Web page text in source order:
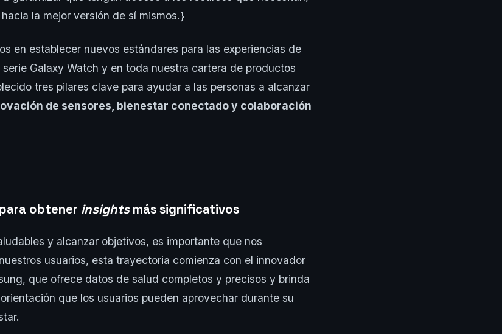
la mejor versión de sí mismos.}
en establecer nuevos estándares para las experiencias de
Galaxy Watch y en toda nuestra cartera de productos
tres pilares clave para ayudar a las personas a alcanzar
de sensores, bienestar conectado y colaboración
obtener insightsmás significativos
y alcanzar objetivos, es importante que nos
usuarios, esta trayectoria comienza con el innovador
que ofrece datos de salud completos y precisos y brinda
que los usuarios pueden aprovechar durante su